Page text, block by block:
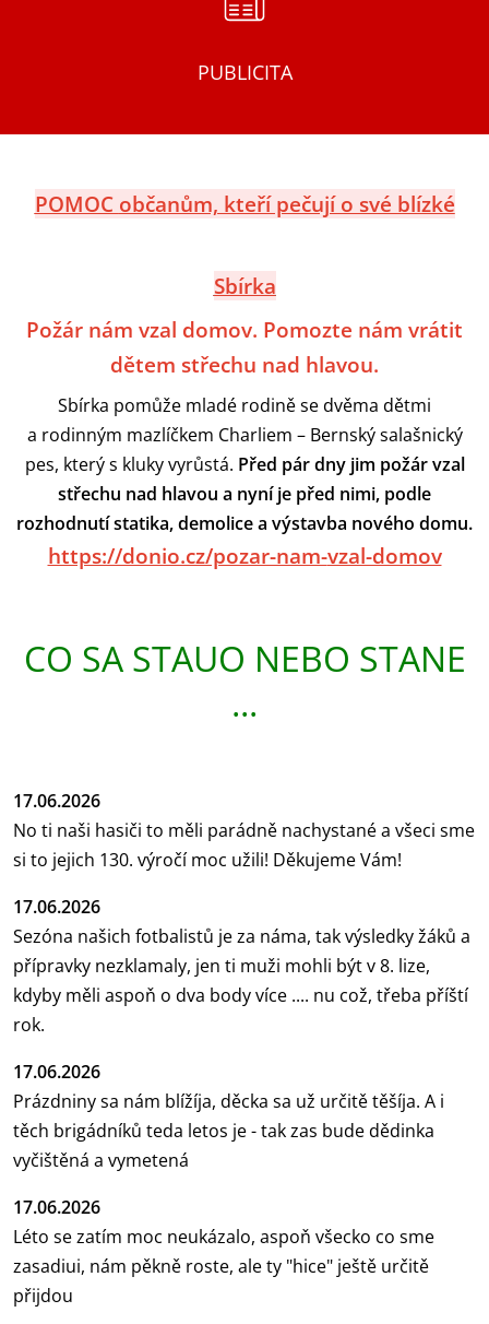
PUBLICITA
POMOC občanům, kteří pečují o své blízké
Sbírka
Požár nám vzal domov. Pomozte nám vrátit
dětem střechu nad hlavou.
Sbírka pomůže mladé rodině se dvěma dětmi
a rodinným mazlíčkem Charliem – Bernský salašnický
pes, který s kluky vyrůstá. Před pár dny jim požár vzal
střechu nad hlavou a nyní je před nimi, podle
rozhodnutí statika, demolice a výstavba nového domu.
https://donio.cz/pozar-nam-vzal-domov
CO SA STAUO NEBO STANE
...
17.06.2026
No ti naši hasiči to měli parádně nachystané a všeci sme
si to jejich 130. výročí moc užili! Děkujeme Vám!
17.06.2026
Sezóna našich fotbalistů je za náma, tak výsledky žáků a
přípravky nezklamaly, jen ti muži mohli být v 8. lize,
kdyby měli aspoň o dva body více .... nu což, třeba příští
rok.
17.06.2026
Prázdniny sa nám blížíja, děcka sa už určitě těšíja. A i
těch brigádníků teda letos je - tak zas bude dědinka
vyčištěná a vymetená
17.06.2026
Léto se zatím moc neukázalo, aspoň všecko co sme
zasadiui, nám pěkně roste, ale ty "hice" ještě určitě
přijdou